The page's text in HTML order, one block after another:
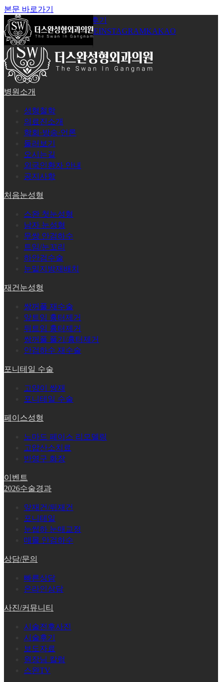
본문 바로가기
공지사항
시술후기
로그인회원가입YOUTUBEINSTAGRAMKAKAO
병원소개
성형철학
의료진소개
학회·방송·언론
둘러보기
오시는길
외국인환자 안내
공지사항
처음눈성형
스완 첫눈성형
남자 눈성형
무쌍 안검하수
트임/눈꼬리
하안검수술
눈밑지방재배치
재건눈성형
쌍꺼풀 재수술
앞트임 흉터제거
뒤트임 흉터제거
쌍꺼풀 풀기/흉터제거
안검하수 재수술
포니테일 수술
고양이 쌍재
포니테일 수술
페이스성형
노마드 페이스 리모델링
고압산소치료
반영구 화장
이벤트
2026수술경과
앞재건/뒤재건
포니테일
눈썹하 눈매교정
매몰 안검하수
상담/문의
빠른상담
온라인상담
사진/커뮤니티
시술전후사진
시술후기
보도자료
원장님 칼럼
스완TV